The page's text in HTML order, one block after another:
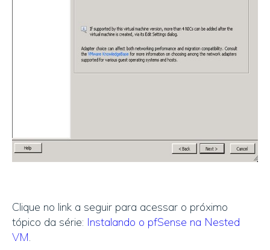
Clique no link a seguir para acessar o próximo
tópico da série: Instalando o pfSense na Nested
VM.